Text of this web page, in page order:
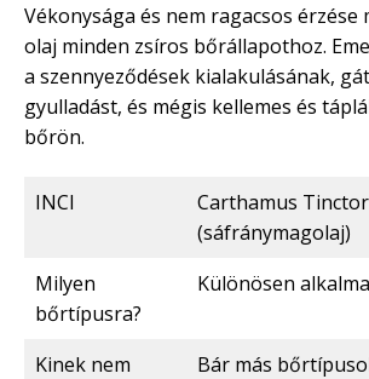
Vékonysága és nem ragacsos érzése
olaj minden zsíros bőrállapothoz.
a szennyeződések kialakulásának,
gyulladást, és mégis kellemes és
bőrön.
INCI
Carthamus
(sáfránymagolaj)
Milyen
bőrtípusra?
Különösen
Kinek nem
Bár más